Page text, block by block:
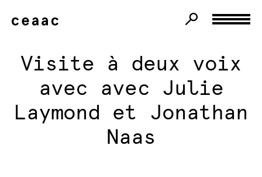
Visite à deux voix
avec avec Julie
Laymond et Jonathan
Naas